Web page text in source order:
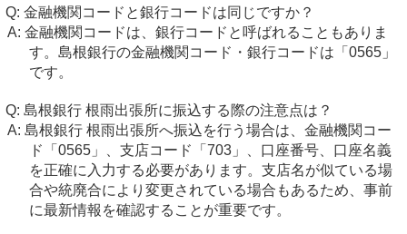
金融機関コードと銀行コードは同じですか？
金融機関コードは、銀行コードと呼ばれることもありま
す。島根銀行の金融機関コード・銀行コードは「0565」
です。
島根銀行 根雨出張所に振込する際の注意点は？
島根銀行 根雨出張所へ振込を行う場合は、金融機関コー
ド「0565」、支店コード「703」、口座番号、口座名義
を正確に入力する必要があります。支店名が似ている場
合や統廃合により変更されている場合もあるため、事前
に最新情報を確認することが重要です。